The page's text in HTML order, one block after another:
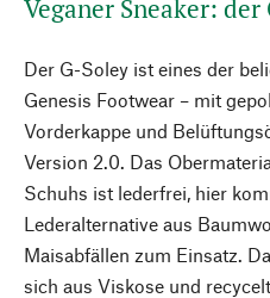
Veganer Sneaker: der
Der G-Soley ist eines der
Genesis Footwear – mit
Vorderkappe und
Version 2.0. Das
Schuhs ist lederfrei, hier
Lederalternative aus
Maisabfällen zum Einsatz.
sich aus Viskose und